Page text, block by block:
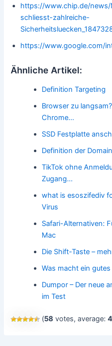
https://www.chip.de/
schliesst-zahlreiche-
https://www.google.com/
Ähnliche Artikel:
Definition Targeting
Browser zu
Chrome…
SSD Festplatte
Definition der Domain
TikTok ohne
Zugang…
what is esoszifediv
Virus
Safari-Alternativen:
Mac
Die Shift-Taste –
Was macht ein
Dumpor – Der neue
im Test
(58 votes, average: